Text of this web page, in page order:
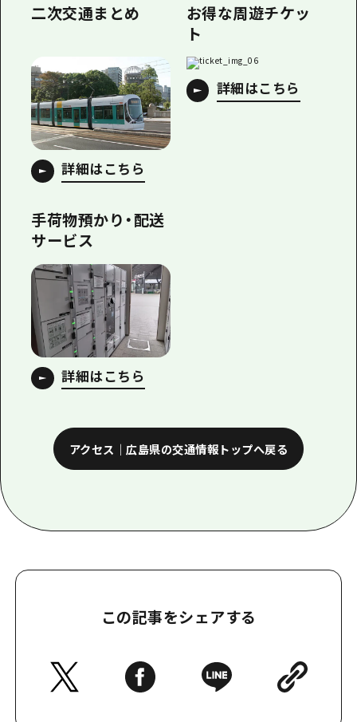
二次交通まとめ
詳細はこちら
お得な周遊チケッ
ト
詳細はこちら
手荷物預かり・配送
サービス
詳細はこちら
アクセス｜広島県の交通情報トップへ戻る
この記事をシェアする